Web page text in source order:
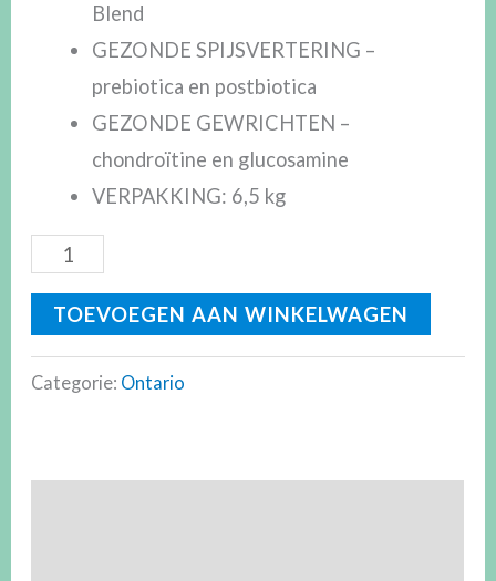
Blend
GEZONDE SPIJSVERTERING –
prebiotica en postbiotica
GEZONDE GEWRICHTEN –
chondroïtine en glucosamine
VERPAKKING: 6,5 kg
TOEVOEGEN AAN WINKELWAGEN
Categorie: Ontario